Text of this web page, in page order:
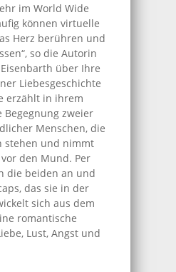
im World Wide
können virtuelle
Herz berühren und
so die Autorin
über Ihre
Liebesgeschichte
erzählt in ihrem
Begegnung zweier
Menschen, die
stehen und nimmt
den Mund. Per
die beiden an und
das sie in der
sich aus dem
romantische
Lust, Angst und